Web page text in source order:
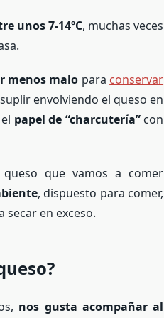
unos 7-14ºC, muchas veces
menos malo para conservar
envolviendo el queso en
papel de “charcutería”con
que vamos a comer
, dispuesto para comer,
secar en exceso.
nos gusta acompañar al